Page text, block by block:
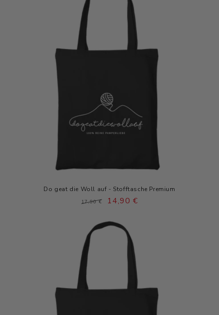
Do geat die Woll auf - Stofftasche Premium
Normaler
17,90 €
Verkaufspreis
14,90 €